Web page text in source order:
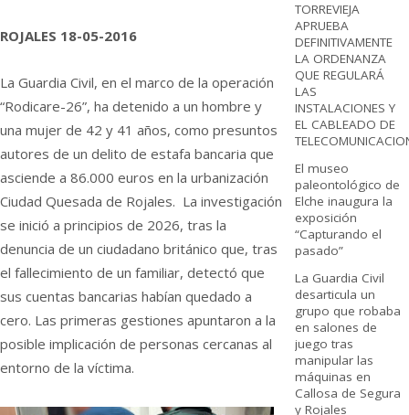
ROJALES 18-05-2016
La Guardia Civil, en el marco de la operación
“Rodicare-26”, ha detenido a un hombre y
una mujer de 42 y 41 años, como presuntos
autores de un delito de estafa bancaria que
asciende a 86.000 euros en la urbanización
Ciudad Quesada de Rojales. La investigación
se inició a principios de 2026, tras la
denuncia de un ciudadano británico que, tras
el fallecimiento de un familiar, detectó que
sus cuentas bancarias habían quedado a
cero. Las primeras gestiones apuntaron a la
posible implicación de personas cercanas al
entorno de la víctima.
TORREVIEJA
APRUEBA
DEFINITIVAMENTE
LA ORDENANZA
QUE REGULARÁ
LAS
INSTALACIONES Y
EL CABLEADO DE
El museo
paleontológico de
Elche inaugura la
exposición
“Capturando el
pasado”
La Guardia Civil
desarticula un
grupo que robaba
en salones de
juego tras
manipular las
máquinas en
Callosa de Segura
y Rojales